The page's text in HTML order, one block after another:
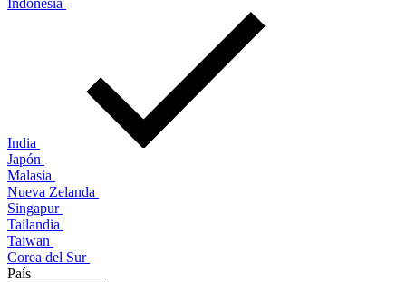
India
Japón
Malasia
Nueva Zelanda
Singapur
Tailandia
Taiwan
Corea del Sur
País